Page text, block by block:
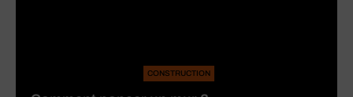
CONSTRUCTION